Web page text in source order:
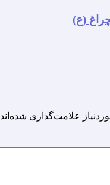
(ع)
علامت‌گذاری شده‌اند